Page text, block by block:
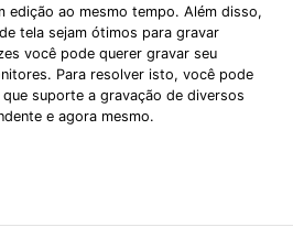
edição ao mesmo tempo. Além disso,
tela sejam ótimos para gravar
você pode querer gravar seu
Para resolver isto, você pode
suporte a gravação de diversos
e agora mesmo.